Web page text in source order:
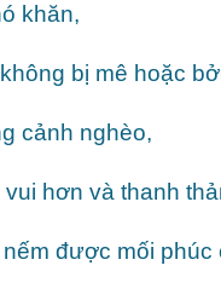
khăn,
bị mê hoặc
cảnh nghèo,
hơn và thanh
được mối phúc